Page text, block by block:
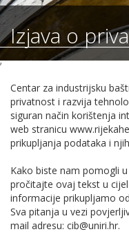
;
Izjava o
Centar za industrijsku
privatnost i razvija
siguran način korištenja
web stranicu
prikupljanja podataka i
Kako biste nam pomogli
pročitajte ovaj tekst u
informacije prikupljamo
Sva pitanja u vezi
mail adresu: cib@uniri.hr.